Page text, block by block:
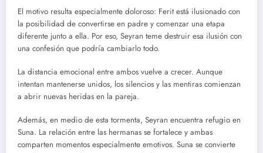
El motivo resulta especialmente doloroso: Ferit está ilusionado con
la posibilidad de convertirse en padre y comenzar una etapa
diferente junto a ella. Por eso, Seyran teme destruir esa ilusión con
una confesión que podría cambiarlo todo.
La distancia emocional entre ambos vuelve a crecer. Aunque
intentan mantenerse unidos, los silencios y las mentiras comienzan
a abrir nuevas heridas en la pareja.
Además, en medio de esta tormenta, Seyran encuentra refugio en
Suna. La relación entre las hermanas se fortalece y ambas
comparten momentos especialmente emotivos. Suna se convierte